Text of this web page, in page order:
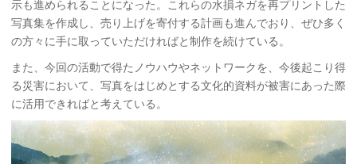
示も進められることになった。これらの水損ネガを再プリントした
写真集を作成し、売り上げを寄付する計画も進んでおり、ぜひ多く
の方々に手に取っていただければと制作を続けている。
また、今回の活動で得たノウハウやネットワークを、今後起こり得
る災害において、写真をはじめとする文化的資料が被害にあった際
に活用できればと考えている。